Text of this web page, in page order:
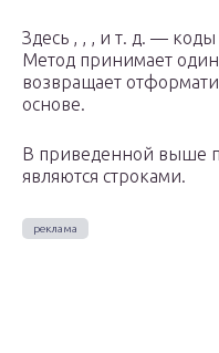
Здесь , , , и т. д. —
Метод принимает
возвращает
основе.
В приведенной выше
являются строками.